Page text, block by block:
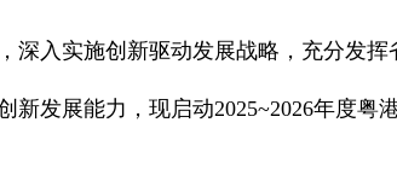
入实施创新驱动发展战略，充分发挥
发展能力，现启动2025~2026年度粤